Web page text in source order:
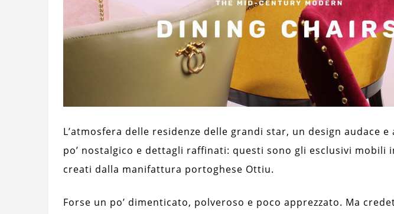
L’atmosfera delle residenze delle grandi star, un design audace
po’ nostalgico e dettagli raffinati: questi sono gli esclusivi mobili
creati dalla manifattura portoghese Ottiu.
Forse un po’ dimenticato, polveroso e poco apprezzato. Ma